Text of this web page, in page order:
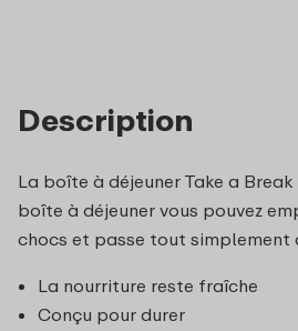
Description
La boîte à déjeuner Take a
boîte à déjeuner vous pouvez
chocs et passe tout
La nourriture reste fraîche
Conçu pour durer